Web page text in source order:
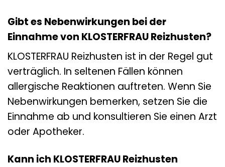
Gibt es Nebenwirkungen bei der
Einnahme von KLOSTERFRAU Reizhusten?
KLOSTERFRAU Reizhusten ist in der Regel gut
verträglich. In seltenen Fällen können
allergische Reaktionen auftreten. Wenn Sie
Nebenwirkungen bemerken, setzen Sie die
Einnahme ab und konsultieren Sie einen Arzt
oder Apotheker.
Kann ich KLOSTERFRAU Reizhusten